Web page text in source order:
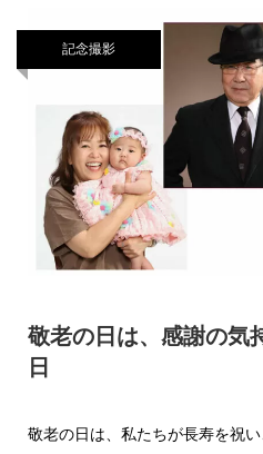
記念撮影
敬老の日は、感謝の気
日
敬老の日は、私たちが長寿を祝